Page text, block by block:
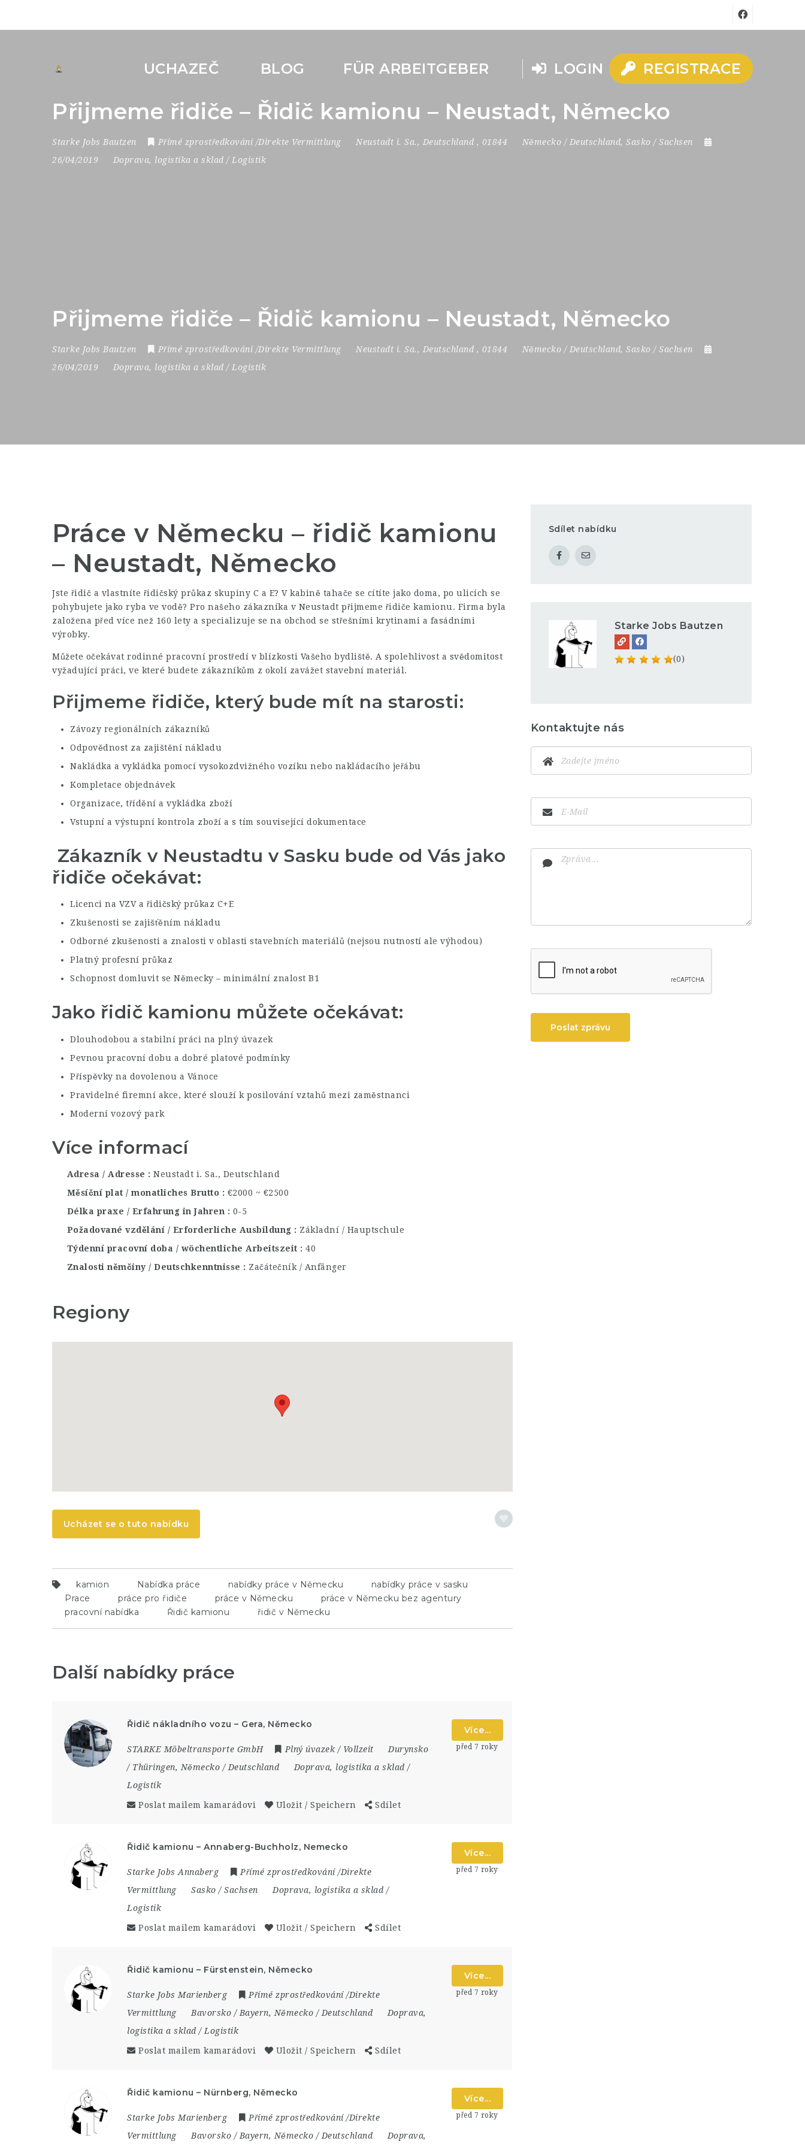
UCHAZEČ BLOG FÜR ARBEITGEBER LOGIN REGISTRACE
Přijmeme řidiče – Řidič kamionu – Neustadt, Německo
Starke Jobs Bautzen Přímé zprostředkování /Direkte Vermittlung Neustadt i. Sa., Deutschland , 01844 Německo / Deutschland, Sasko / Sachsen
26/04/2019
Doprava, logistika a sklad / Logistik
Přijmeme řidiče – Řidič kamionu – Neustadt, Německo
Starke Jobs Bautzen Přímé zprostředkování /Direkte Vermittlung Neustadt i. Sa., Deutschland , 01844 Německo / Deutschland, Sasko / Sachsen
26/04/2019
Doprava, logistika a sklad / Logistik
Práce v Německu – řidič kamionu
– Neustadt, Německo
Jste řidič a vlastníte řidičský průkaz skupiny C a E? V kabině tahače se cítíte jako doma, po ulicích se
pohybujete jako ryba ve vodě? Pro našeho zákazníka v Neustadt přijmeme řidiče kamionu. Firma byla
založena před více než 160 lety a specializuje se na obchod se střešními krytinami a fasádními
výrobky.
Můžete očekávat rodinné pracovní prostředí v blízkosti Vašeho bydliště. A spolehlivost a svědomitost
vyžadující práci, ve které budete zákazníkům z okolí zavážet stavební materiál.
Přijmeme řidiče, který bude mít na starosti:
Závozy regionálních zákazníků
Odpovědnost za zajištění nákladu
Nakládka a vykládka pomocí vysokozdvižného vozíku nebo nakládacího jeřábu
Kompletace objednávek
Organizace, třídění a vykládka zboží
Vstupní a výstupní kontrola zboží a s tím související dokumentace
Zákazník v Neustadtu v Sasku bude od Vás jako
řidiče očekávat:
Licenci na VZV a řidičský průkaz C+E
Zkušenosti se zajišťěním nákladu
Odborné zkušenosti a znalosti v oblasti stavebních materiálů (nejsou nutností ale výhodou)
Platný profesní průkaz
Schopnost domluvit se Německy – minimální znalost B1
Jako řidič kamionu můžete očekávat:
Dlouhodobou a stabilní práci na plný úvazek
Pevnou pracovní dobu a dobré platové podmínky
Příspěvky na dovolenou a Vánoce
Pravidelné firemní akce, které slouží k posilování vztahů mezi zaměstnanci
Moderní vozový park
Více informací
Adresa / Adresse
Neustadt i. Sa., Deutschland
Měsíční plat / monatliches Brutto
€2000 ~ €2500
Délka praxe / Erfahrung in Jahren
0-5
Požadované vzdělání / Erforderliche Ausbildung
Základní / Hauptschule
Týdenní pracovní doba / wöchentliche Arbeitszeit
40
Znalosti němčiny / Deutschkenntnisse
Začátečník / Anfänger
Regiony
Ucházet se o tuto nabídku
kamion Nabídka práce nabídky práce v Německu
nabídky práce v sasku
Prace
práce pro řidiče práce v Německu
práce v Německu bez agentury
pracovní nabídka
Řidič kamionu řidič v Německu
Další nabídky práce
Řidič nákladního vozu – Gera, Německo
STARKE Möbeltransporte GmbH Plný úvazek / Vollzeit
Durynsko
/ Thüringen, Německo / Deutschland
Doprava, logistika a sklad /
Logistik
Poslat mailem kamarádovi Uložit / Speichern Sdílet
Více...
před 7 roky
Řidič kamionu – Annaberg-Buchholz, Nemecko
Starke Jobs Annaberg
Přímé zprostředkování /Direkte
Vermittlung
Sasko / Sachsen
Doprava, logistika a sklad /
Logistik
Poslat mailem kamarádovi Uložit / Speichern Sdílet
Více...
před 7 roky
Řidič kamionu – Fürstenstein, Německo
Starke Jobs Marienberg
Přímé zprostředkování /Direkte
Vermittlung
Bavorsko / Bayern, Německo / Deutschland
Doprava,
logistika a sklad / Logistik
Poslat mailem kamarádovi Uložit / Speichern Sdílet
Více...
před 7 roky
Řidič kamionu – Nürnberg, Německo
Starke Jobs Marienberg
Přímé zprostředkování /Direkte
Vermittlung
Bavorsko / Bayern, Německo / Deutschland Doprava,
Více...
před 7 roky
Sdílet nabídku
Starke Jobs Bautzen
(0)
Kontaktujte nás
Poslat zprávu